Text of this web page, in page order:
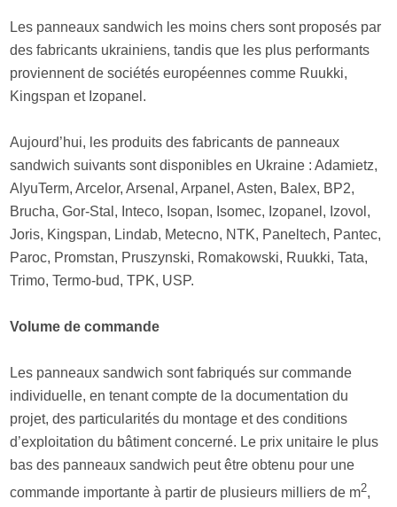
Les panneaux sandwich les moins chers sont proposés par
des fabricants ukrainiens, tandis que les plus performants
proviennent de sociétés européennes comme Ruukki,
Kingspan et Izopanel.
Aujourd’hui, les produits des fabricants de panneaux
sandwich suivants sont disponibles en Ukraine : Adamietz,
AlyuTerm, Arcelor, Arsenal, Arpanel, Asten, Balex, BP2,
Brucha, Gor-Stal, Inteco, Isopan, Isomec, Izopanel, Izovol,
Joris, Kingspan, Lindab, Metecno, NTK, Paneltech, Pantec,
Paroc, Promstan, Pruszynski, Romakowski, Ruukki, Tata,
Trimo, Termo-bud, TPK, USP.
Volume de commande
Les panneaux sandwich sont fabriqués sur commande
individuelle, en tenant compte de la documentation du
projet, des particularités du montage et des conditions
d’exploitation du bâtiment concerné. Le prix unitaire le plus
bas des panneaux sandwich peut être obtenu pour une
commande importante à partir de plusieurs milliers de m2,